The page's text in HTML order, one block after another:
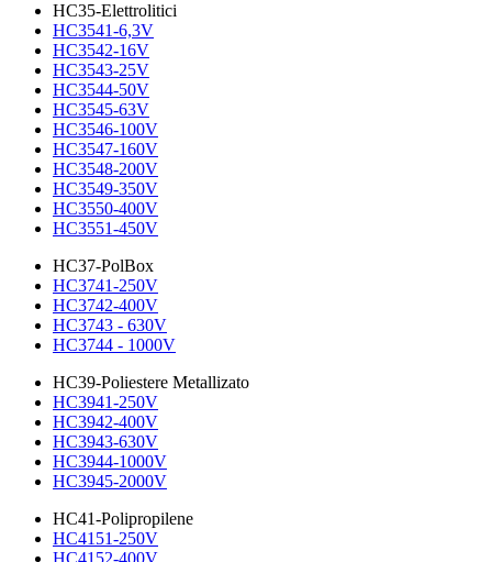
HC35-Elettrolitici
HC3541-6,3V
HC3542-16V
HC3543-25V
HC3544-50V
HC3545-63V
HC3546-100V
HC3547-160V
HC3548-200V
HC3549-350V
HC3550-400V
HC3551-450V
HC37-PolBox
HC3741-250V
HC3742-400V
HC3743 - 630V
HC3744 - 1000V
HC39-Poliestere Metallizato
HC3941-250V
HC3942-400V
HC3943-630V
HC3944-1000V
HC3945-2000V
HC41-Polipropilene
HC4151-250V
HC4152-400V